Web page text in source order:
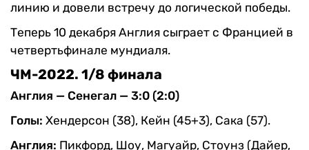
линию и довели встречу до логической победы.
Теперь 10 декабря Англия сыграет с Францией в
четвертьфинале мундиаля.
ЧМ-2022. 1/8 финала
Англия — Сенегал — 3:0 (2:0)
Голы: Хендерсон (38), Кейн (45+3), Сака (57).
Англия: Пикфорд, Шоу, Магуайр, Стоунз (Дайер,